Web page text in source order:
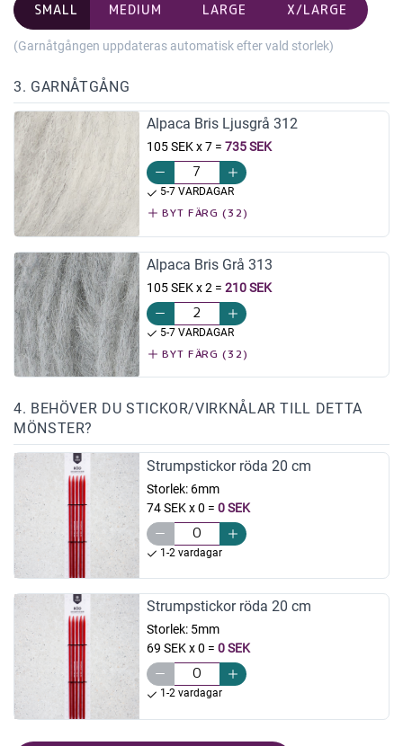
SMALL MEDIUM LARGE X/LARGE
(Garnåtgången uppdateras automatisk efter vald storlek)
3. GARNÅTGÅNG
Alpaca Bris Ljusgrå 312
105 SEK x 7= 735 SEK
5-7 VARDAGAR
BYT FÄRG (32)
Alpaca Bris Grå 313
105 SEK x 2 = 210 SEK
5-7 VARDAGAR
BYT FÄRG (32)
4. BEHÖVER DU STICKOR/VIRKNÅLAR TILL DETTA
MÖNSTER?
Strumpstickor röda 20 cm
Storlek: 6mm
74 SEK x 0 = 0 SEK
1-2 vardagar
Strumpstickor röda 20 cm
Storlek: 5mm
69 SEK x 0 = 0 SEK
1-2 vardagar